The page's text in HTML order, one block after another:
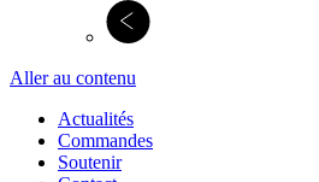
Aller au contenu
Actualités
Commandes
Soutenir